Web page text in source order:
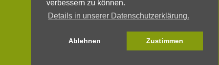
verbessern zu können.
Details in unserer Datenschutzerklärung.
Ablehnen Zustimmen